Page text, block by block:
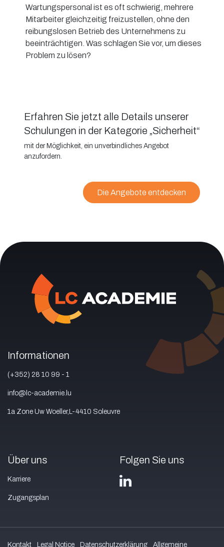
Wartungspersonal ist es oft schwierig, mehrere
Mitarbeiter gleichzeitig freizustellen, ohne den
reibungslosen Betrieb des Unternehmens zu
beeinträchtigen. Was schlagen Sie vor, um dieses
Problem zu lösen?
Erfahren Sie jetzt alle Details unserer
Schulungen in der Kategorie „Sicherheit“
mit der Möglichkeit, ein unverbindliches Angebot
anzufordern.
Die Angebote entdecken
Informationen
(+352) 28 10 99 - 1
info@lc-academie.lu
1a Zone Uw Woeller,L-4410 Soleuvre
Über uns
Karriere
Zugangsplan
Folgen Sie uns
Kontakt Legal Notice Datenschutzerklärung Allgemeine